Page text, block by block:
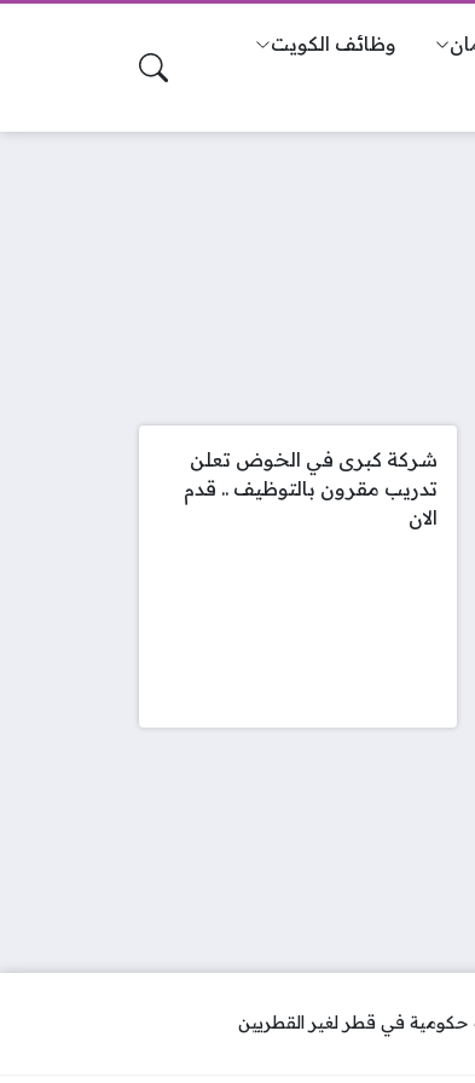
وظائف الكويت
شركة كبرى في الخوض تعلن
تدريب مقرون بالتوظيف .. قدم
الان
في قطر لغير القطريين